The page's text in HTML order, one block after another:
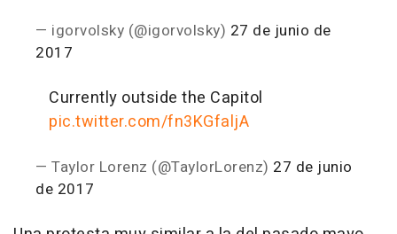
— igorvolsky (@igorvolsky) 27 de junio de
2017
Currently outside the Capitol
pic.twitter.com/fn3KGfaljA
— Taylor Lorenz (@TaylorLorenz) 27 de junio
de 2017